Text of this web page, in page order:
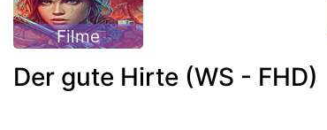
Filme
Der gute Hirte (WS - FHD)